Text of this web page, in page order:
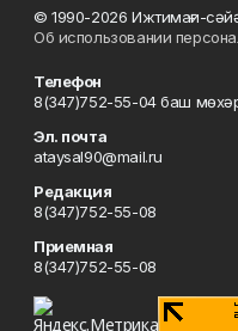
© 1990-2026 Ижтимағи-
Об использовании
Телефон
8(347)752-55-04 баш
Эл. почта
ataysal90@mail.ru
Редакция
8(347)752-55-08
Приемная
8(347)752-55-08